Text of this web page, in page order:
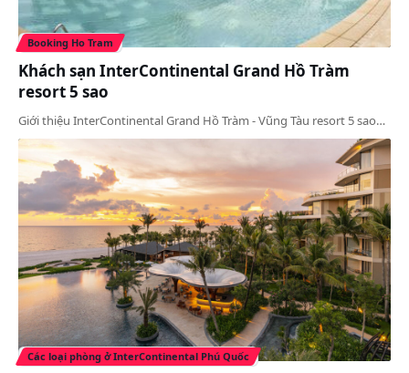
Booking Ho Tram
Khách sạn InterContinental Grand Hồ Tràm
resort 5 sao
Giới thiệu InterContinental Grand Hồ Tràm - Vũng Tàu resort 5 sao…
Các loại phòng ở InterContinental Phú Quốc